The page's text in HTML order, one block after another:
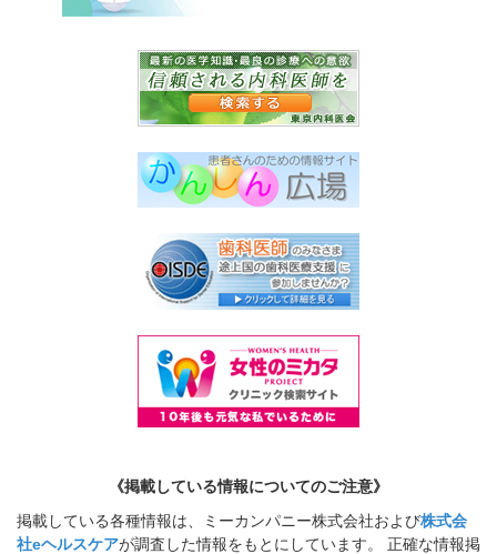
《掲載している情報についてのご注意》
掲載している各種情報は、ミーカンパニー株式会社および株式会
社eヘルスケアが調査した情報をもとにしています。 正確な情報掲